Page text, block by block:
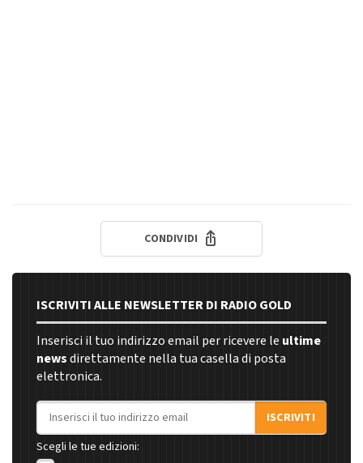
CONDIVIDI
ISCRIVITI ALLE NEWSLETTER DI RADIO GOLD
Inserisci il tuo indirizzo email per ricevere le ultime
newsdirettamente nella tua casella di posta
elettronica.
Indirizzo email
ISCRIVITI
Scegli le tue edizioni: